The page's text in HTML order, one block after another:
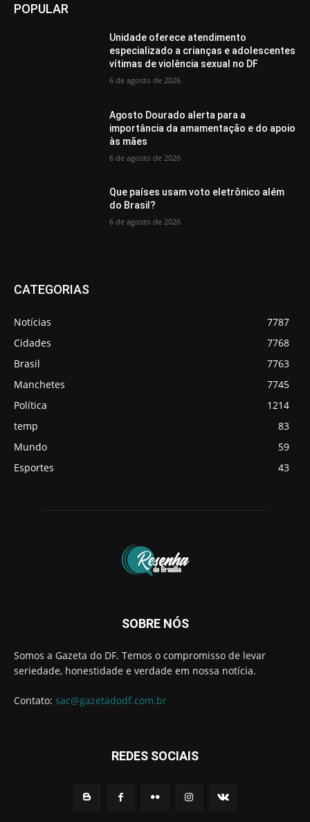
POPULAR
Unidade oferece atendimento
especializado a crianças e adolescentes
vítimas de violência sexual no DF
6 de agosto de 2026
Agosto Dourado alerta para a
importância da amamentação e do apoio
às mães
6 de agosto de 2026
Que países usam voto eletrônico além
do Brasil?
6 de agosto de 2026
CATEGORIAS
Notícias
7787
Cidades
7768
Brasil
7763
Manchetes
7745
Política
1214
temp
83
Mundo
59
Esportes
43
SOBRE NÓS
Somos a Gazeta do DF. Temos o compromisso de levar
seriedade, honestidade e verdade em nossa notícia.
Contato: sac@gazetadodf.com.br
REDES SOCIAIS